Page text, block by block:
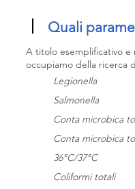
Quali
A titolo esemplificativo e
occupiamo della ricerca
Legionella
Salmonella
Conta microbica
Conta microbica
36°C/37°C
Coliformi totali